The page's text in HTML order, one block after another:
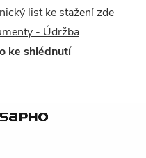
list ke stažení zde
- Údržba
ke shlédnutí